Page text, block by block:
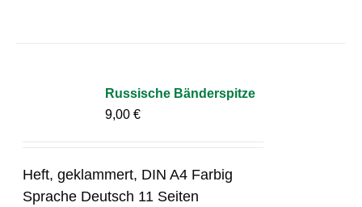
Russische Bänderspitze
9,00€
Heft, geklammert, DIN A4 Farbig
Sprache Deutsch 11 Seiten